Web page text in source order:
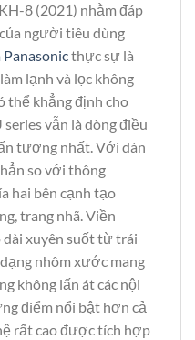
8 (2021) nhằm đáp
người tiêu dùng
thực sự là
lạnh và lọc không
thể khẳng định cho
vẫn là dòng điều
tượng nhất. Với dàn
so với thông
hai bên cạnh tạo
trang nhã. Viền
dài xuyên suốt từ trái
nhôm xước mang
không lấn át các nội
điểm nổi bật hơn cả
rất cao được tích hợp